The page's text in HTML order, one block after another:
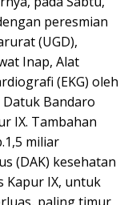
peresmian
(UGD),
Inap, Alat
(EKG) oleh
Bandaro
IX. Tambahan
miliar
(DAK) kesehatan
Kapur IX, untuk